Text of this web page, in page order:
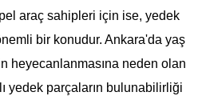
araç sahipleri için ise, yedek
bir konudur. Ankara'da yaş
heyecanlanmasına neden olan
yedek parçaların bulunabilirliği